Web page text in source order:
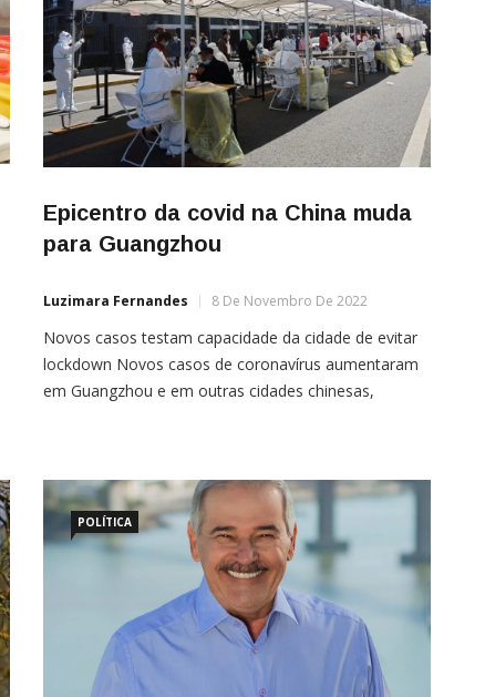
Epicentro da covid na China muda
para Guangzhou
Luzimara Fernandes 8 De Novembro De 2022
Novos casos testam capacidade da cidade de evitar
lockdown Novos casos de coronavírus aumentaram
em Guangzhou e em outras cidades chinesas,
capacidade da cidade de evitar um bloqueio no estilo
de Xangai. […]
POLÍTICA